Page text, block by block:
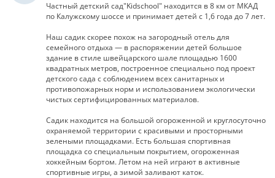
Частный детский сад"Kidschool" находится в 8 км от МКАД
по Калужскому шоссе и принимает детей c 1,6 года до 7 лет.
Наш садик скорее похож на загородный отель для
семейного отдыха — в распоряжении детей большое
здание в стиле швейцарского шале площадью 1600
квадратных метров, построенное специально под проект
детского сада с соблюдением всех санитарных и
противопожарных норм и использованием экологически
чистых сертифицированных материалов.
Садик находится на большой огороженной и круглосуточно
охраняемой территории с красивыми и просторными
зелеными площадками. Есть большая спортивная
площадка со специальным покрытием, огороженная
хоккейным бортом. Летом на ней играют в активные
спортивные игры, а зимой заливают каток.